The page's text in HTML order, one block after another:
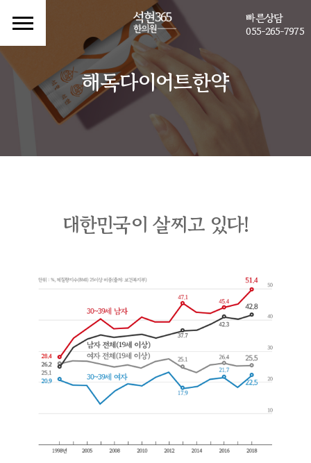
빠른상담
055-265-7975
해독다이어트한약
대한민국이 살찌고 있다!